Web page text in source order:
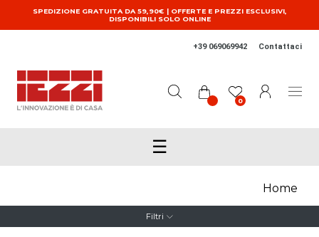
Salta al contenuto principale
SPEDIZIONE GRATUITA DA 59,90€ | OFFERTE E PREZZI ESCLUSIVI,
DISPONIBILI SOLO ONLINE
+39 069069942 Contattaci
0
☰
Home
Filtri